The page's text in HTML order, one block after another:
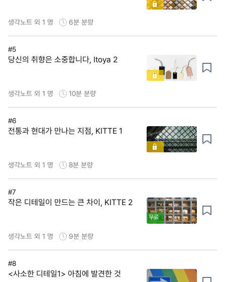
생각노트 외 1 명 6분 분량
#5
당신의 취향은 소중합니다, Itoya 2
생각노트 외 1 명 10분 분량
#6
전통과 현대가 만나는 지점, KITTE 1
생각노트 외 1 명 8분 분량
#7
작은 디테일이 만드는 큰 차이, KITTE 2
무료
생각노트 외 1 명 9분 분량
#8
<사소한 디테일1> 아침에 발견한 것